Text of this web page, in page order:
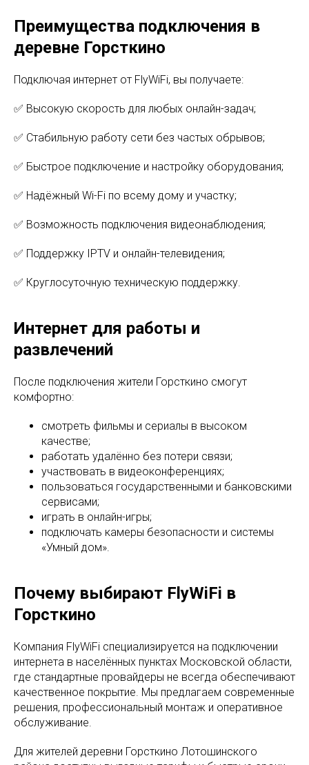
Преимущества подключения в
деревне Горсткино
Подключая интернет от FlyWiFi, вы получаете:
✅ Высокую скорость для любых онлайн-задач;
✅ Стабильную работу сети без частых обрывов;
✅ Быстрое подключение и настройку оборудования;
✅ Надёжный Wi-Fi по всему дому и участку;
✅ Возможность подключения видеонаблюдения;
✅ Поддержку IPTV и онлайн-телевидения;
✅ Круглосуточную техническую поддержку.
Интернет для работы и
развлечений
После подключения жители Горсткино смогут
комфортно:
смотреть фильмы и сериалы в высоком
качестве;
работать удалённо без потери связи;
участвовать в видеоконференциях;
пользоваться государственными и банковскими
сервисами;
играть в онлайн-игры;
подключать камеры безопасности и системы
«Умный дом».
Почему выбирают FlyWiFi в
Горсткино
Компания FlyWiFi специализируется на подключении
интернета в населённых пунктах Московской области,
где стандартные провайдеры не всегда обеспечивают
качественное покрытие. Мы предлагаем современные
решения, профессиональный монтаж и оперативное
обслуживание.
Для жителей деревни Горсткино Лотошинского